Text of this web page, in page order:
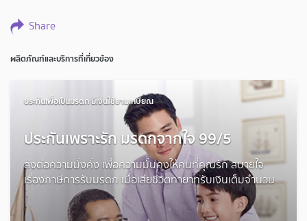
Share
ผลิตภัณฑ์และบริการที่เกี่ยวข้อง
ประกันเพื่อเป็นมรดก มีเงินใช้ยามเกษียณ
ประกันเพราะรัก มรดกจากใจ 99/5
ส่งต่อความมั่งคั่ง เพื่อความมั่นคงให้คนที่คุณรัก สบายใจ
เรื่องภาษีการรับมรดก เมื่อเสียชีวิตทายาทรับเงินเต็มจำนวน